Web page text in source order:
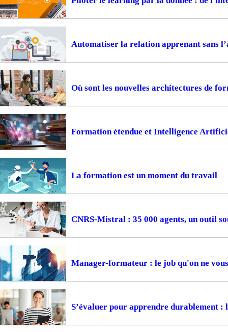
Automatiser la relation apprenant sans
Où sont les nouvelles architectures de
Formation étendue et Intelligence
La formation est un moment du travail
CNRS-Mistral : 35 000 agents, un outil
Manager-formateur : le job qu'on ne
S’évaluer pour apprendre durablement :